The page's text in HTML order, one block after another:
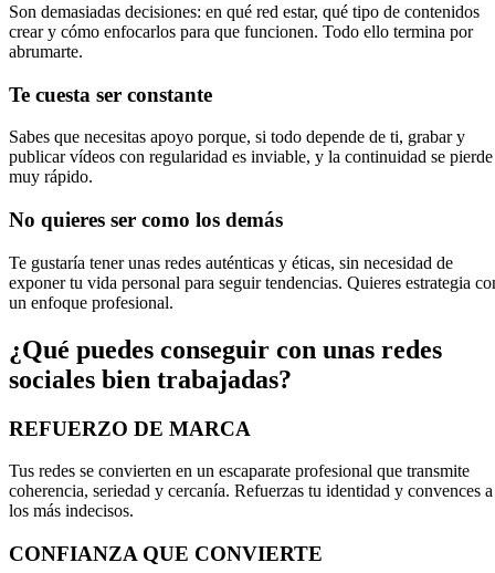
Son demasiadas decisiones: en qué red estar, qué tipo de contenidos
crear y cómo enfocarlos para que funcionen. Todo ello termina por
abrumarte.
Te cuesta ser constante
Sabes que necesitas apoyo porque, si todo depende de ti, grabar y
publicar vídeos con regularidad es inviable, y la continuidad se pierde
muy rápido.
No quieres ser como los demás
Te gustaría tener unas redes auténticas y éticas, sin necesidad de
exponer tu vida personal para seguir tendencias. Quieres estrategia
un enfoque profesional.
¿Qué puedes conseguir con unas redes
sociales bien trabajadas?
REFUERZO DE MARCA
Tus redes se convierten en un escaparate profesional que transmite
coherencia, seriedad y cercanía. Refuerzas tu identidad y convences a
los más indecisos.
CONFIANZA QUE CONVIERTE